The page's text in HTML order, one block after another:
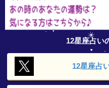
12星座占い
12星座占